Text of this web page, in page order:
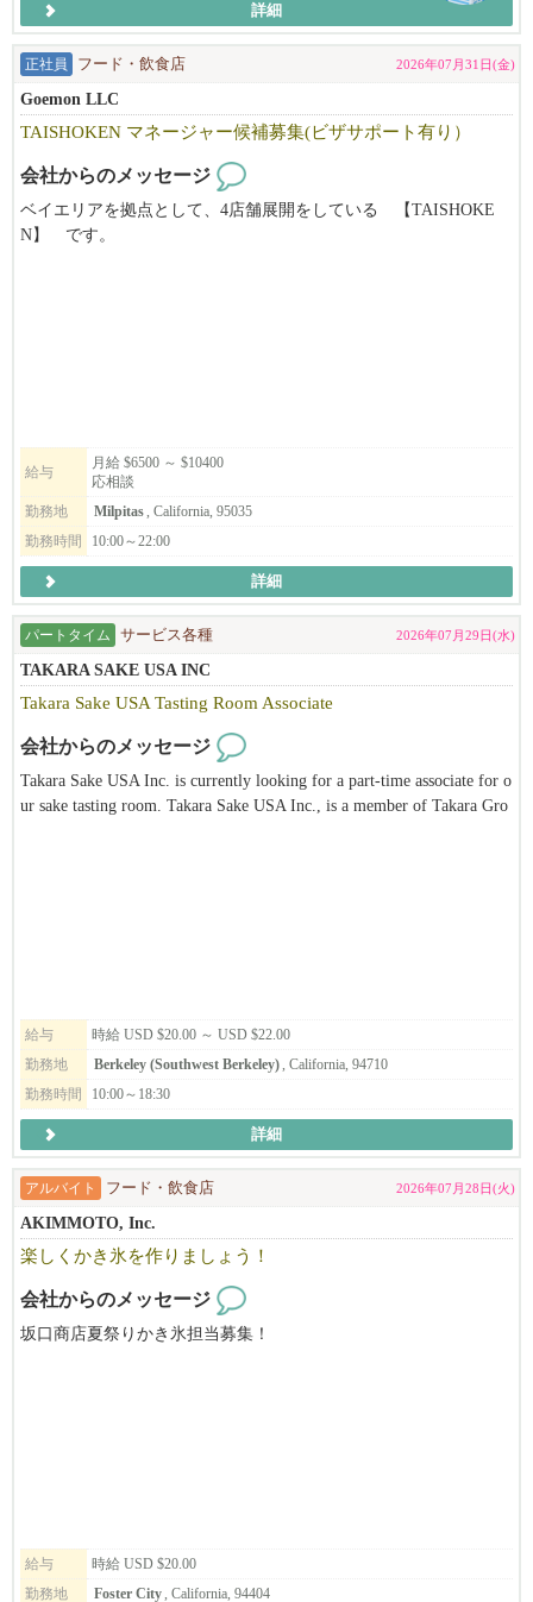
━━━━━━━━━━━━━━━━━━━━
飲食業を愛する人に、次の世界を。
ニューヨークで、ワイン片手にラーメンを食べる夫婦がいれば、
しゃぶしゃぶ、ラーメンを得意げに語るビジネスマンがシリコン
デリバリーのうどんは大人気。
日本食の可能性が、ここにはある。
その最先端を、EK FOOD SERVICESは走っています。
★日本での飲食経験4年以上必須となります。
☆ビザの観点から採用が難しい方への通達はしておりません。
※飲食店での転職先をお探しの方（日本・米国から）
※現状に満足を得られいない方
※休みが週休2日取れてない方
★日本での飲食経験が4年以上の方（日本でのアルバイト含む）
※米国在住者の方（在米就労資格をお持ちの方）
※ラーメン、しゃぶしゃぶ、うどん、焼き鳥の業態経験のある方
※ビザ代を負担して欲しい方
※これからの大成長を共に進めたい方
※アメリカで1番の飲食店を作りたい方
※アメリカに日本の食文化を広めたい方
※生きた英語を学びたい方
国内では体感できない働き方や面白さを全身で感じられる会社で
す。
◆◇飲食店もそこで働くスタッフも正当に評価される環境
例えば、ラーメン１杯の値段ってどのくらいを想像しますか？
日本国内では​1,000円程度で食べられるお店もありますが、
海外旅行に行ってびっくりしてしまう人もいますよね。
それは、そのブランドやそこで働くスタッフに対するリスペクト
の表れ。
国内と比べる訳ではありませんが、そういった部分が大きく違う
だからこそ、働くスタッフには給与などの部分でしっかりと還元
◆◇働きやすい環境面も完備！
既定の休暇・勤務時間を遵守する事が法律で定められており、
詳細
正社員 フード・飲食店 2026年07月31日(金)
Goemon LLC
TAISHOKEN マネージャー候補募集(ビザサポート有り）
会社からのメッセージ
ベイエリアを拠点として、4店舗展開をしている 【TAISHOKE
N】 です。
候補者の方のキャリアアップとして、将来的に次のステージを目
指せるような
会社を目指しています。
◆月給レンジ$6500~$10400
＊ポジションによりますが、規定範囲内での残業代込みで
昇給して店舗責任者のGMになれば年収で120k以上+ボーナスに
なります。
◆福利厚生
住居紹介サポートあり
◆応募要件
店長・マネージャー（管理職）としての経験有り
ビザの発給も条件つきで、こちらでサポートします。
応募者の方の状況によっても、スケジュールや条件等合わせる事
が出来るかと思います。
指したい方、将来基幹メンバーになって頂く方を大募集中です。
現在会社として大きく成長していく上で変革期の為、ともに成長
給与
月給 $6500 ～ $10400
応相談
勤務地
Milpitas, California, 95035
勤務時間
10:00～22:00
詳細
パートタイム サービス各種 2026年07月29日(水)
TAKARA SAKE USA INC
Takara Sake USA Tasting Room Associate
会社からのメッセージ
Takara Sake USA Inc. is currently looking for a part-time associate for o
ur sake tasting room. Takara Sake USA Inc., is a member of Takara Gro
ention to detail, organizational skills, time management, physical stamin
a, and problem-solving abilities, with an added interest in or knowledge
給与
時給 USD $20.00 ～ USD $22.00
勤務地
Berkeley (Southwest Berkeley) , California, 94710
勤務時間
10:00～18:30
詳細
アルバイト フード・飲食店 2026年07月28日(火)
AKIMMOTO, Inc.
楽しくかき氷を作りましょう！
会社からのメッセージ
坂口商店夏祭りかき氷担当募集！
給与
時給 USD $20.00
勤務地
Foster City , California, 94404